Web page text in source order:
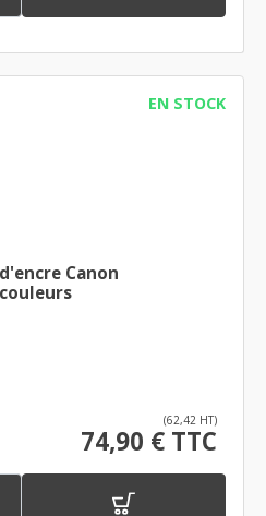
EN STOCK
Canon
(62,42 HT)
74,90 € TTC